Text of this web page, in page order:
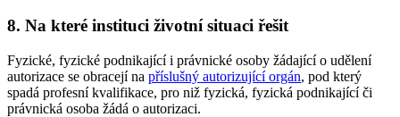
8. Na které instituci životní situaci řešit
Fyzické, fyzické podnikající i právnické osoby žádající o udělení
autorizace se obracejí na příslušný autorizující orgán, pod který
spadá profesní kvalifikace, pro niž fyzická, fyzická podnikající či
právnická osoba žádá o autorizaci.